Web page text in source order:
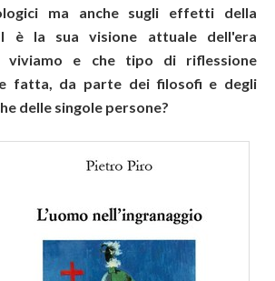
ma anche sugli effetti della
è la sua visione attuale dell'era
viviamo e che tipo di riflessione
fatta, da parte dei filosofi e degli
delle singole persone?